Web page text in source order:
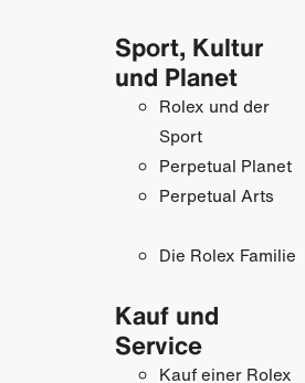
Sport, Kultur
und Planet
Rolex und der
Sport
Perpetual Planet
Perpetual Arts
Die Rolex Familie
Kauf und
Service
Kauf einer Rolex